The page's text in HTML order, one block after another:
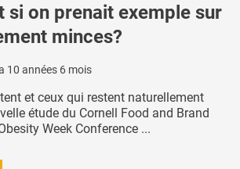
si on prenait exemple sur
minces?
10 années 6 mois
et ceux qui restent naturellement
étude du Cornell Food and Brand
Week Conference ...